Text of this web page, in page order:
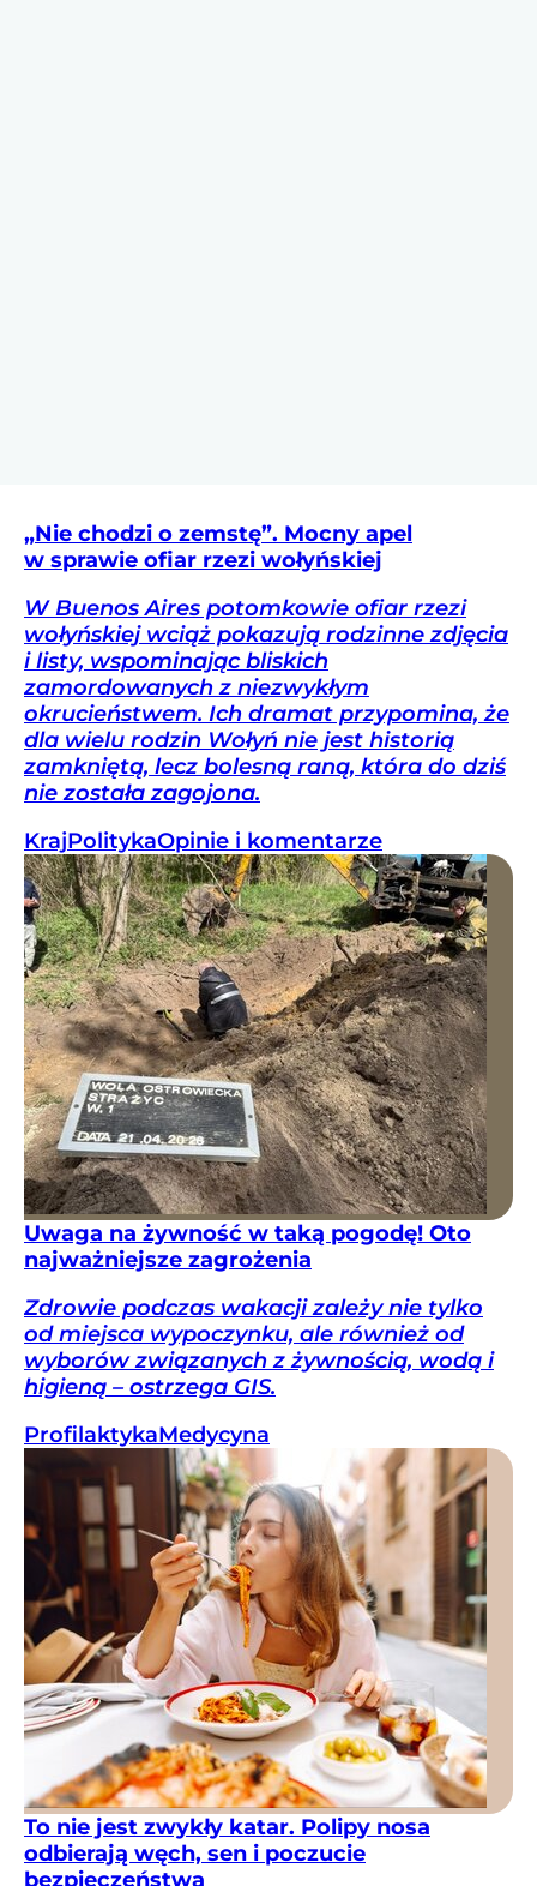
„Nie chodzi o zemstę”. Mocny apel
w sprawie ofiar rzezi wołyńskiej
W Buenos Aires potomkowie ofiar rzezi
wołyńskiej wciąż pokazują rodzinne zdjęcia
i listy, wspominając bliskich
zamordowanych z niezwykłym
okrucieństwem. Ich dramat przypomina, że
dla wielu rodzin Wołyń nie jest historią
zamkniętą, lecz bolesną raną, która do dziś
nie została zagojona.
KrajPolitykaOpinie i komentarze
Uwaga na żywność w taką pogodę! Oto
najważniejsze zagrożenia
Zdrowie podczas wakacji zależy nie tylko
od miejsca wypoczynku, ale również od
wyborów związanych z żywnością, wodą i
higieną – ostrzega GIS.
ProfilaktykaMedycyna
To nie jest zwykły katar. Polipy nosa
odbierają węch, sen i poczucie
bezpieczeństwa